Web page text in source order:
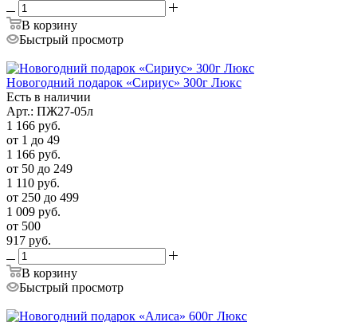
В корзину
Быстрый просмотр
Новогодний подарок «Сириус» 300г Люкс
Есть в наличии
Арт.: ПЖ27-05л
1 166 руб.
от 1 до 49
1 166 руб.
от 50 до 249
1 110 руб.
от 250 до 499
1 009 руб.
от 500
917 руб.
В корзину
Быстрый просмотр